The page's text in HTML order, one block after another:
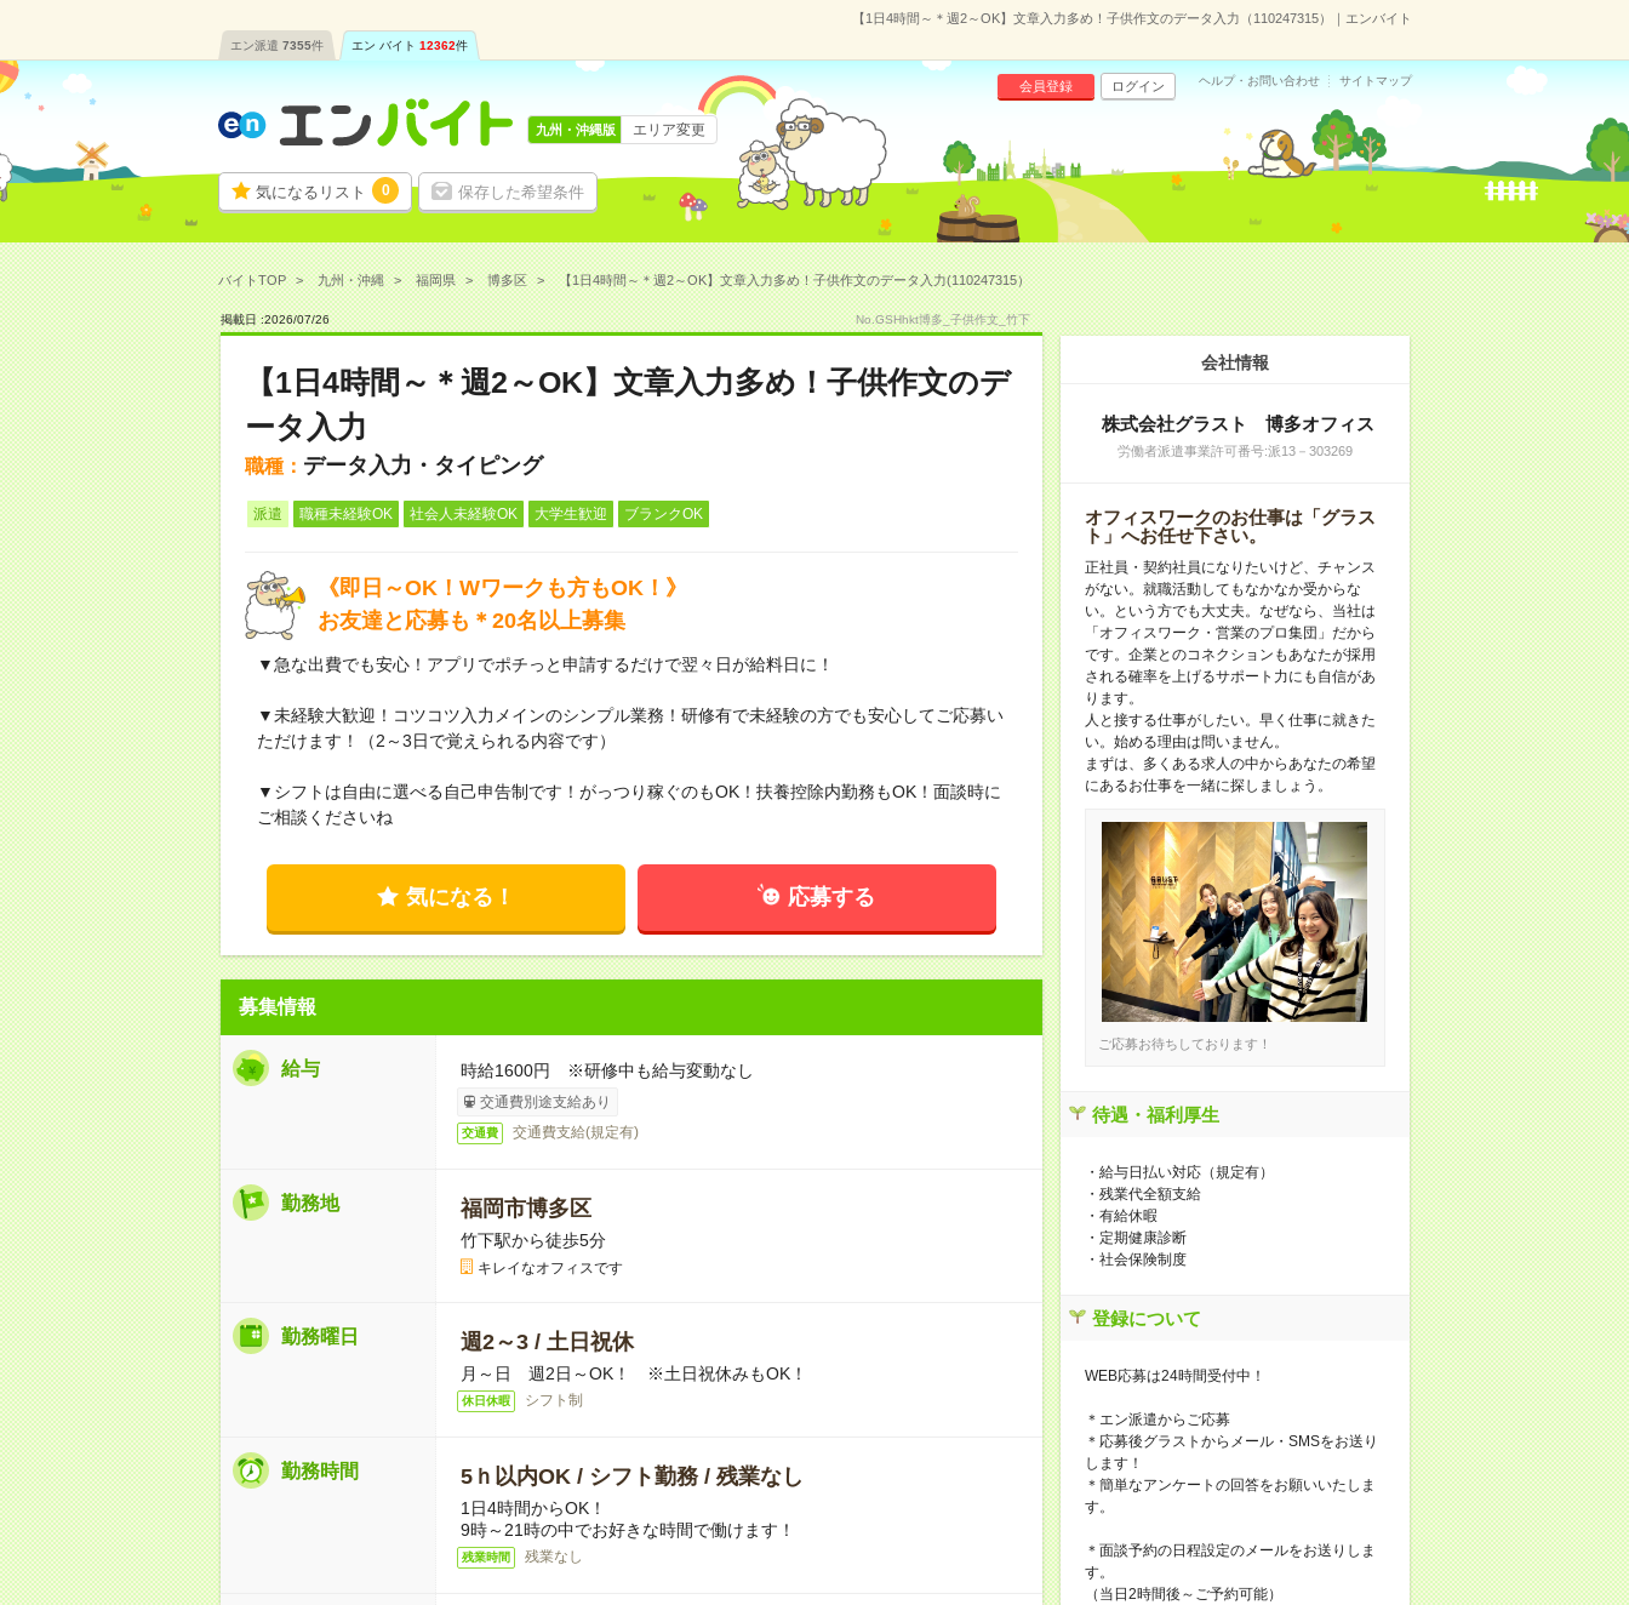
【1日4時間～＊週2～OK】文章入力多め！子供作文のデータ入力（110247315）｜エンバイト
エン派遣 7355件 エン バイト 12362件
気になるリスト 0 保存した希望条件
会員登録 ログイン ヘルプ・お問い合わせ サイトマップ
九州・沖縄版 エリア変更
バイトTOP 九州・沖縄 福岡県 博多区 【1日4時間～＊週2～OK】文章入力多め！子供作文のデータ入力(110247315）
掲載日 :2026/07/26 No.GSHhkt博多_子供作文_竹下
【1日4時間～＊週2～OK】文章入力多め！子供作文のデ
ータ入力
職種： データ入力・タイピング
派遣 職種未経験OK 社会人未経験OK 大学生歓迎 ブランクOK
《即日～OK！Wワークも方もOK！》
お友達と応募も＊20名以上募集
▼急な出費でも安心！アプリでポチっと申請するだけで翌々日が給料日に！
▼未経験大歓迎！コツコツ入力メインのシンプル業務！研修有で未経験の方でも安心してご応募い
ただけます！（2～3日で覚えられる内容です）
▼シフトは自由に選べる自己申告制です！がっつり稼ぐのもOK！扶養控除内勤務もOK！面談時に
ご相談くださいね
気になる！ 応募する
募集情報
給与 時給1600円 ※研修中も給与変動なし
交通費別途支給あり
交通費 交通費支給(規定有)
勤務地 福岡市博多区
竹下駅から徒歩5分
キレイなオフィスです
勤務曜日 週2～3 / 土日祝休
月～日 週2日～OK！ ※土日祝休みもOK！
休日休暇 シフト制
勤務時間 5ｈ以内OK / シフト勤務 / 残業なし
1日4時間からOK！
9時～21時の中でお好きな時間で働けます！
残業時間 残業なし
会社情報
株式会社グラスト 博多オフィス
労働者派遣事業許可番号:派13－303269
オフィスワークのお仕事は「グラス
ト」へお任せ下さい。
正社員・契約社員になりたいけど、チャンス
がない。就職活動してもなかなか受からな
い。という方でも大丈夫。なぜなら、当社は
「オフィスワーク・営業のプロ集団」だから
です。企業とのコネクションもあなたが採用
される確率を上げるサポート力にも自信があ
ります。
人と接する仕事がしたい。早く仕事に就きた
い。始める理由は問いません。
まずは、多くある求人の中からあなたの希望
にあるお仕事を一緒に探しましょう。
ご応募お待ちしております！
待遇・福利厚生
・給与日払い対応（規定有）
・残業代全額支給
・有給休暇
・定期健康診断
・社会保険制度
登録について
WEB応募は24時間受付中！
＊エン派遣からご応募
＊応募後グラストからメール・SMSをお送り
します！
＊簡単なアンケートの回答をお願いいたしま
す。
＊面談予約の日程設定のメールをお送りしま
す。
（当日2時間後～ご予約可能）